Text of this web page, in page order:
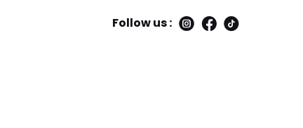
Follow us :